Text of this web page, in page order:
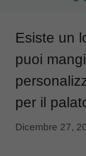
Esiste un
puoi
per il
Dicembre 27,